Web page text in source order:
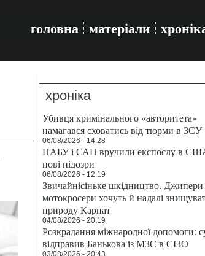
головна матеріали
хроніка
Убивця кримінального «авторитета»
намагався сховатись від тюрми в ЗСУ
06/08/2026 - 14:28
НАБУ і САП вручили експослу в
нові підозри
06/08/2026 - 12:19
Звичайнісіньке шкідництво. Джипери
мотокросери хочуть й надалі
природу Карпат
04/08/2026 - 20:19
Розкрадання міжнародної допомоги:
відправив Банькова із МЗС в СІЗО
03/08/2026 - 20:43